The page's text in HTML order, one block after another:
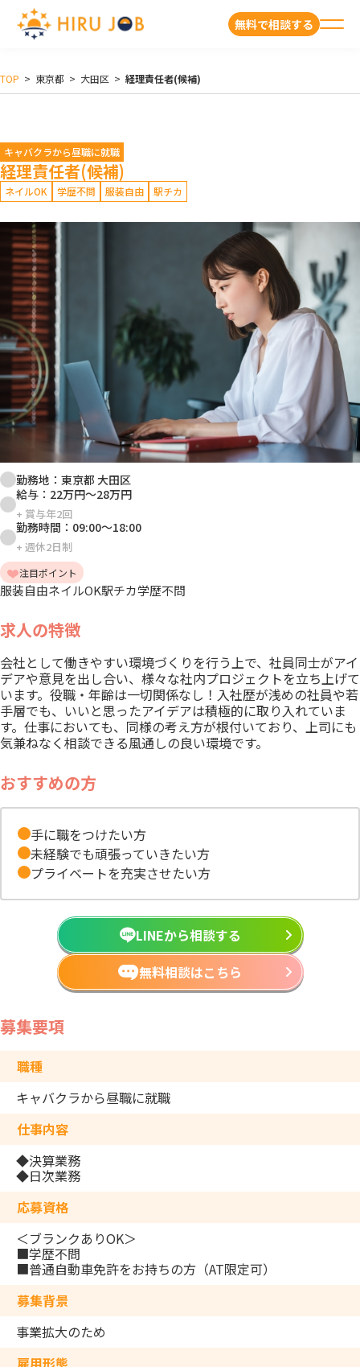
無料で相談する
TOP > 東京都 > 大田区 > 経理責任者(候補)
キャバクラから昼職に就職
経理責任者(候補)
ネイルOK 学歴不問 服装自由 駅チカ
勤務地： 東京都 大田区
給与： 22万円～28万円
+ 賞与年2回
勤務時間： 09:00～18:00
+ 週休2日制
注目ポイント
服装自由ネイルOK駅チカ学歴不問
求人の特徴
会社として働きやすい環境づくりを行う上で、社員同士がアイ
デアや意見を出し合い、様々な社内プロジェクトを立ち上げて
います。役職・年齢は一切関係なし！入社歴が浅めの社員や若
手層でも、いいと思ったアイデアは積極的に取り入れていま
す。仕事においても、同様の考え方が根付いており、上司にも
気兼ねなく相談できる風通しの良い環境です。
おすすめの方
手に職をつけたい方
未経験でも頑張っていきたい方
プライベートを充実させたい方
LINEから相談する
無料相談はこちら
募集要項
職種
キャバクラから昼職に就職
仕事内容
◆決算業務
◆日次業務
応募資格
＜ブランクありOK＞
■学歴不問
■普通自動車免許をお持ちの方（AT限定可）
募集背景
事業拡大のため